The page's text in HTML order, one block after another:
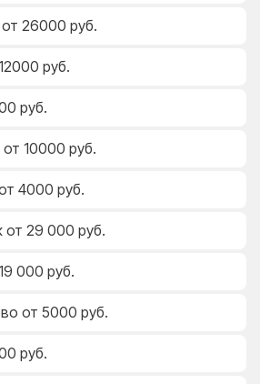
от 26000 руб.
руб.
руб.
от 10000 руб.
4000 руб.
от 29 000 руб.
000 руб.
от 5000 руб.
руб.